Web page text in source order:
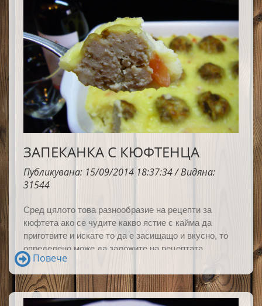
ЗАПЕКАНКА С КЮФТЕНЦА
Публикувана: 15/09/2014 18:37:34 / Видяна:
31544
Сред цялото това разнообразие на рецепти за
кюфтета ако се чудите какво ястие с кайма да
приготвите и искате то да е засищащо и вкусно, то
определено може да заложите на рецептата
"ЗАПЕКАНКА С КЮФТЕНЦА"
Повече